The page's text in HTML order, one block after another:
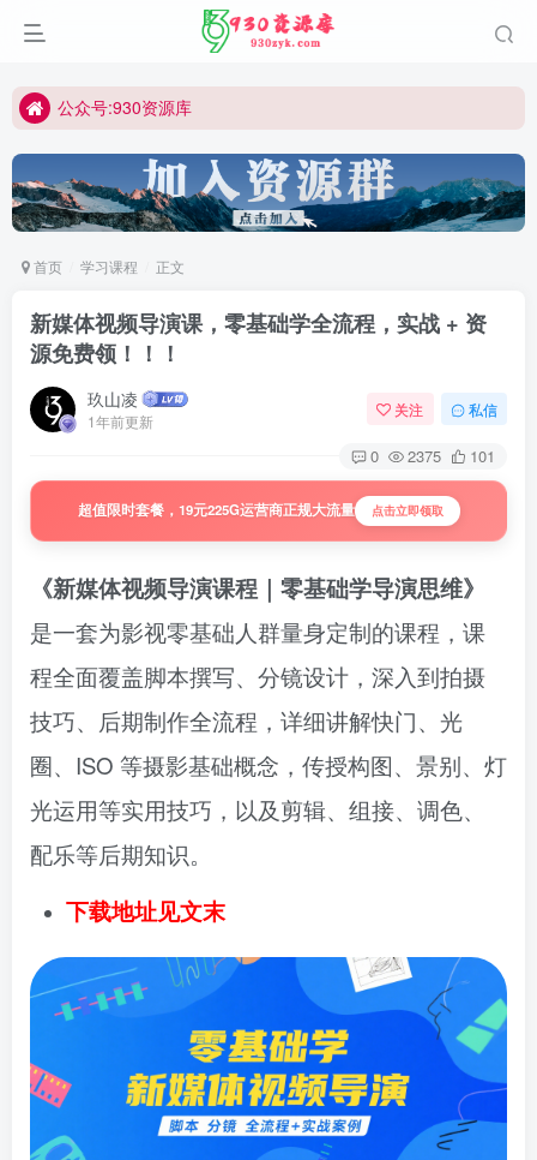
公众号:930资源库
首页 学习课程 正文
新媒体视频导演课，零基础学全流程，实战 + 资
源免费领！！！
玖山凌
1年前更新
关注 私信
0 2375 101
超值限时套餐，19元225G运营商正规大流量 点击立即领取
《新媒体视频导演课程｜零基础学导演思维》
是一套为影视零基础人群量身定制的课程，课
程全面覆盖脚本撰写、分镜设计，深入到拍摄
技巧、后期制作全流程，详细讲解快门、光
圈、ISO 等摄影基础概念，传授构图、景别、灯
光运用等实用技巧，以及剪辑、组接、调色、
配乐等后期知识。
下载地址见文末